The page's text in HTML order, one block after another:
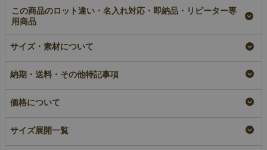
この商品のロット違い・名入れ対応・即納品・リピーター専
用商品
不織布製平袋（中ロン
グ）極厚手《40g》｜
¥ 16,830 税込 〜
【名入れ大ロット】不
100枚入（1000枚以上
専用）
【名入れ対応】不織布
製平袋（中ロング）極
入
サイズ・素材について
納期・送料・その他特記事項
価格について
サイズ展開一覧